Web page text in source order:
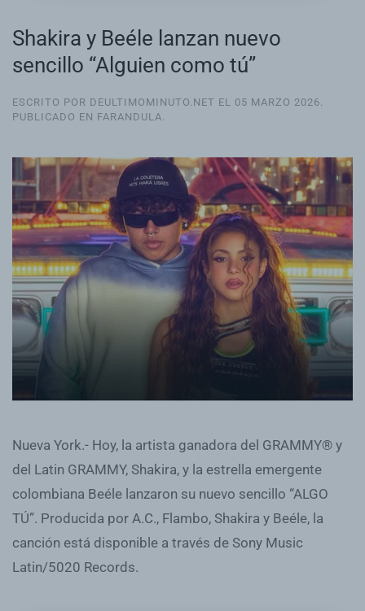
Shakira y Beéle lanzan nuevo
sencillo “Alguien como tú”
ESCRITO POR DEULTIMOMINUTO.NET EL 05 MARZO 2026.
PUBLICADO EN FARANDULA.
Nueva York.- Hoy, la artista ganadora del GRAMMY® y
del Latin GRAMMY, Shakira, y la estrella emergente
colombiana Beéle lanzaron su nuevo sencillo “ALGO
TÚ”. Producida por A.C., Flambo, Shakira y Beéle, la
canción está disponible a través de Sony Music
Latin/5020 Records.